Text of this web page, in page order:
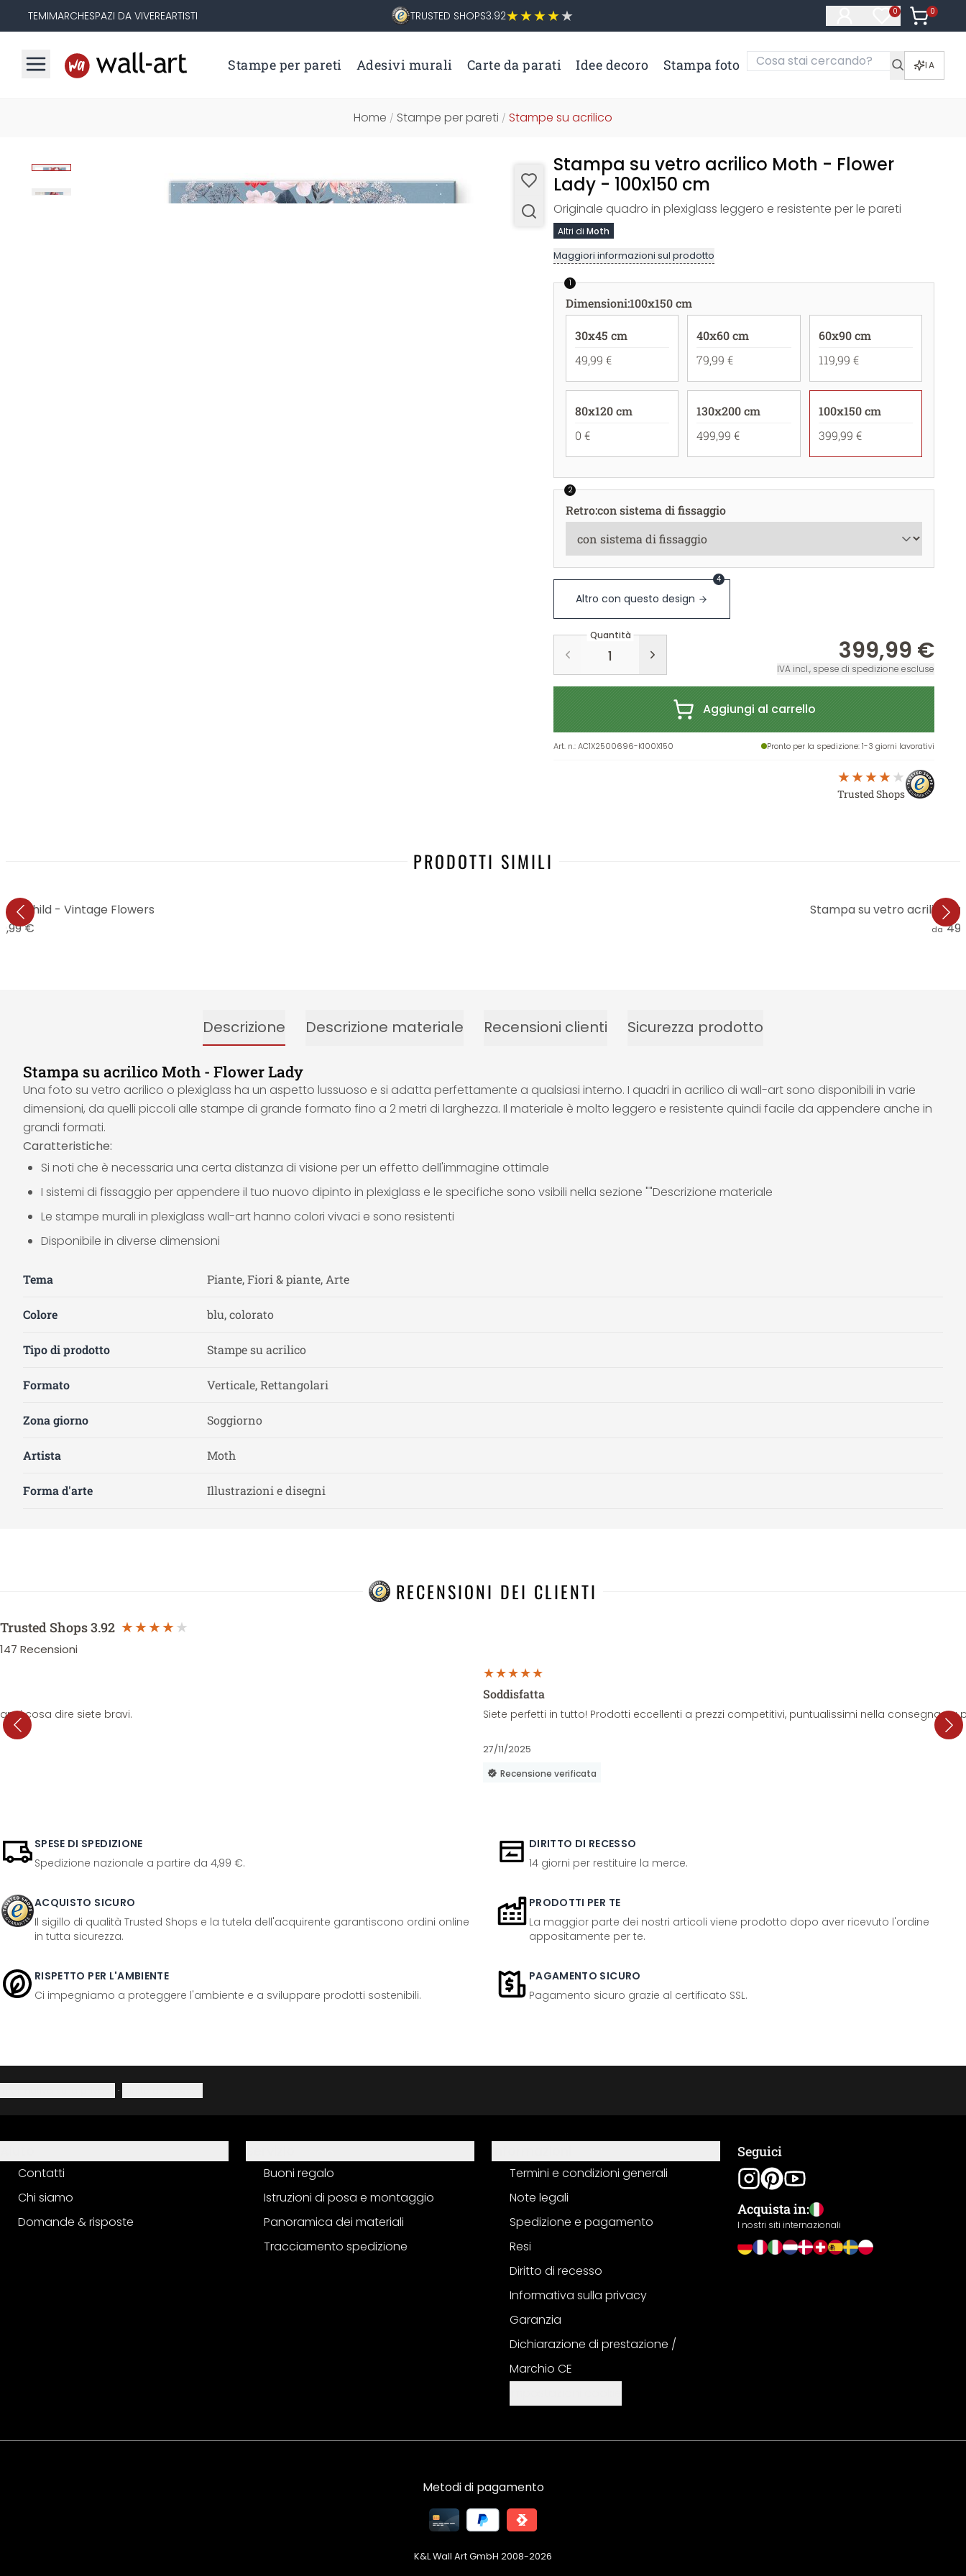
TEMIMARCHESPAZI DA VIVEREARTISTI TRUSTED SHOPS3.92 0
Articoli nella
0
Articoli
Stampe per pareti Adesivi murali Carte da parati Idee decoro Stampa foto IA
Home / Stampe per pareti / Stampe su acrilico
Stampa su vetro acrilico Moth - Flower
Lady - 100x150 cm
Originale quadro in plexiglass leggero e resistente per le pareti
Altri di Moth
Maggiori informazioni sul prodotto
1
Dimensioni:100x150 cm
30x45 cm
49,99 €
40x60 cm
79,99 €
60x90 cm
119,99 €
80x120 cm
0 €
130x200 cm
499,99 €
100x150 cm
399,99 €
2
Retro:con sistema di fissaggio
Altro con questo design
4
Quantità
399,99 €
IVA incl., spese di spedizione escluse
Aggiungi al carrello
Art. n.:AC1X2500696-K100X150 Pronto per la spedizione: 1-3 giorni lavorativi
Trusted Shops
PRODOTTI SIMILI
- Vintage Flowers
€
Stampa su vetro acrilico
da
Descrizione Descrizione materiale Recensioni clienti Sicurezza prodotto
Stampa su acrilico Moth - Flower Lady
Una foto su vetro acrilico o plexiglass ha un aspetto lussuoso e si adatta perfettamente a qualsiasi interno. I quadri in acrilico di wall-art sono disponibili in varie
dimensioni, da quelli piccoli alle stampe di grande formato fino a 2 metri di larghezza. Il materiale è molto leggero e resistente quindi facile da appendere anche in
grandi formati.
Caratteristiche:
Si noti che è necessaria una certa distanza di visione per un effetto dell'immagine ottimale
I sistemi di fissaggio per appendere il tuo nuovo dipinto in plexiglass e le specifiche sono vsibili nella sezione ""Descrizione materiale
Le stampe murali in plexiglass wall-art hanno colori vivaci e sono resistenti
Disponibile in diverse dimensioni
Tema Piante, Fiori & piante, Arte
Colore blu, colorato
Tipo di prodotto Stampe su acrilico
Formato Verticale, Rettangolari
Zona giorno Soggiorno
Artista Moth
Forma d'arte Illustrazioni e disegni
RECENSIONI DEI CLIENTI
Trusted Shops3.92
147 Recensioni
cosa dire siete bravi.
Soddisfatta
Siete perfetti in tutto! Prodotti eccellenti a prezzi competitivi, puntualissimi nella consegna. La
27/11/2025
Recensione verificata
SPESE DI SPEDIZIONE
Spedizione nazionale a partire da 4,99 €.
DIRITTO DI RECESSO
14 giorni per restituire la merce.
ACQUISTO SICURO
Il sigillo di qualità Trusted Shops e la tutela dell'acquirente garantiscono ordini online
in tutta sicurezza.
PRODOTTI PER TE
La maggior parte dei nostri articoli viene prodotto dopo aver ricevuto l'ordine
appositamente per te.
RISPETTO PER L'AMBIENTE
Ci impegniamo a proteggere l'ambiente e a sviluppare prodotti sostenibili.
PAGAMENTO SICURO
Pagamento sicuro grazie al certificato SSL.
·
Contatti
Chi siamo
Domande & risposte
Buoni regalo
Istruzioni di posa e montaggio
Panoramica dei materiali
Tracciamento spedizione
Termini e condizioni generali
Note legali
Spedizione e pagamento
Resi
Diritto di recesso
Informativa sulla privacy
Garanzia
Dichiarazione di prestazione /
Marchio CE
Seguici
Acquista in:
I nostri siti internazionali
Metodi di pagamento
K&L Wall Art GmbH 2008-2026